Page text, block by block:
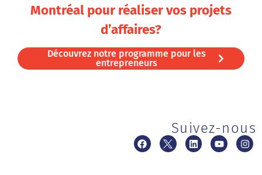
Montréal pour réaliser vos projets
d’affaires?
Découvrez notre programme pour les
entrepreneurs
Suivez-nous